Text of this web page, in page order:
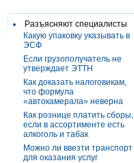
Разъясняют специалисты
Какую упаковку указывать в
ЭСФ
Если грузополучатель не
утверждает ЭТТН
Как доказать налоговикам,
что формула
«автокамерала» неверна
Как рознице платить сборы,
если в ассортименте есть
алкоголь и табак
Можно ли ввезти транспорт
для оказания услуг